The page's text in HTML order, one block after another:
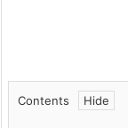
Contents